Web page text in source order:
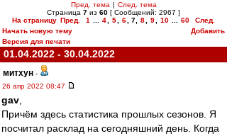
Пред. тема | След. тема
Страница 7 из 60 [ Сообщений: 2967 ]
На страницу Пред. 1 4 5 6 7 8 9 10 60
След.
Начать новую тему
Добавить
Версия для печати
01.04.2022 - 30.04.2022
митхун -
26 апр 2022 08:47
gav
Причём здесь статистика прошлых сезонов. Я
посчитал расклад на сегодняшний день. Когда